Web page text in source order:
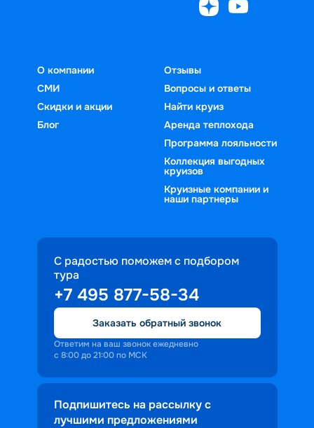
О компании
СМИ
Скидки и акции
Блог
Отзывы
Вопросы и ответы
Найти круиз
Аренда теплохода
Программа лояльности
Коллекция выгодных
круизов
Круизные компании и
наши партнеры
С радостью поможем с подбором
тура
+7 495 877-58-34
Заказать обратный звонок
Ответим на ваш звонок ежедневно
с 8:00 до 21:00 по МСК
Подпишитесь на рассылку с
лучшими предложениями